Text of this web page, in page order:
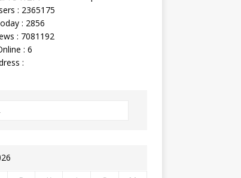
: 2365175
: 2856
: 7081192
: 6
: